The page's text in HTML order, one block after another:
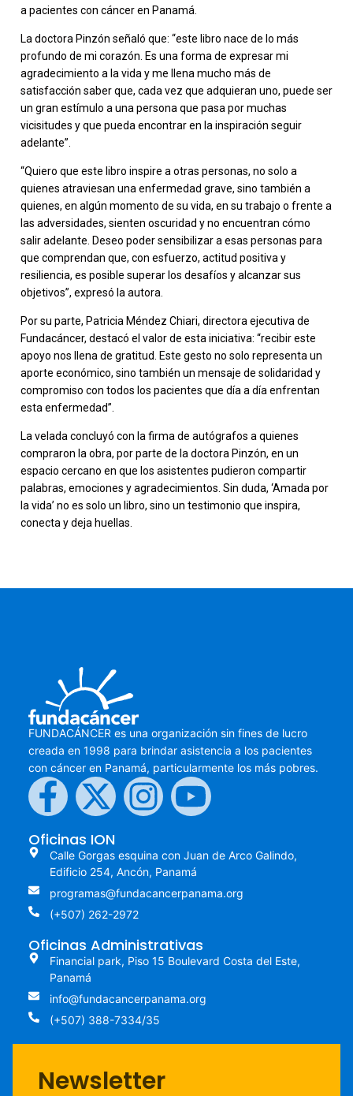
a pacientes con cáncer en Panamá.
La doctora Pinzón señaló que: “este libro nace de lo más
profundo de mi corazón. Es una forma de expresar mi
agradecimiento a la vida y me llena mucho más de
satisfacción saber que, cada vez que adquieran uno, puede ser
un gran estímulo a una persona que pasa por muchas
vicisitudes y que pueda encontrar en la inspiración seguir
adelante”.
“Quiero que este libro inspire a otras personas, no solo a
quienes atraviesan una enfermedad grave, sino también a
quienes, en algún momento de su vida, en su trabajo o frente a
las adversidades, sienten oscuridad y no encuentran cómo
salir adelante. Deseo poder sensibilizar a esas personas para
que comprendan que, con esfuerzo, actitud positiva y
resiliencia, es posible superar los desafíos y alcanzar sus
objetivos”, expresó la autora.
Por su parte, Patricia Méndez Chiari, directora ejecutiva de
Fundacáncer, destacó el valor de esta iniciativa: “recibir este
apoyo nos llena de gratitud. Este gesto no solo representa un
aporte económico, sino también un mensaje de solidaridad y
compromiso con todos los pacientes que día a día enfrentan
esta enfermedad”.
La velada concluyó con la firma de autógrafos a quienes
compraron la obra, por parte de la doctora Pinzón, en un
espacio cercano en que los asistentes pudieron compartir
palabras, emociones y agradecimientos. Sin duda, ‘Amada por
la vida’ no es solo un libro, sino un testimonio que inspira,
conecta y deja huellas.
FUNDACÁNCER es una organización sin fines de lucro
creada en 1998 para brindar asistencia a los pacientes
con cáncer en Panamá, particularmente los más pobres.
Oficinas ION
Calle Gorgas esquina con Juan de Arco Galindo,
Edificio 254, Ancón, Panamá
programas@fundacancerpanama.org
(+507) 262-2972
Oficinas Administrativas
Financial park, Piso 15 Boulevard Costa del Este,
Panamá
info@fundacancerpanama.org
(+507) 388-7334/35
Newsletter